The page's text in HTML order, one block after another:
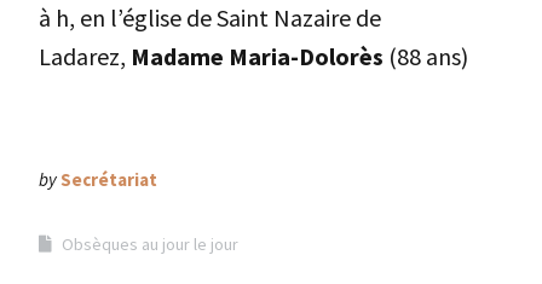
à h, en l’église de Saint Nazaire de
Ladarez, Madame Maria-Dolorès (88 ans)
bySecrétariat
Obsèques au jour le jour